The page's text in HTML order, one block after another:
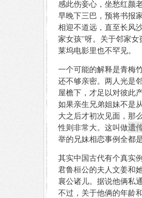
感此伤妾心，坐愁红颜老
早晚下三巴，预将书报家
相迎不道远，直至长风
家女孩”呀。关于邻家
莱坞电影里也不罕见。
一个可能的解释是青梅
还不够亲密。两人光是
屋檐下，才足以对彼此
如果亲生兄弟姐妹不是
大之后才初次见面，那
性则非常大。这叫做遗
举的兄妹相恋事例全都
其实中国古代有个真实
君鲁桓公的夫人文姜和
襄公诸儿。据说他俩私
不过，关于他俩的年龄